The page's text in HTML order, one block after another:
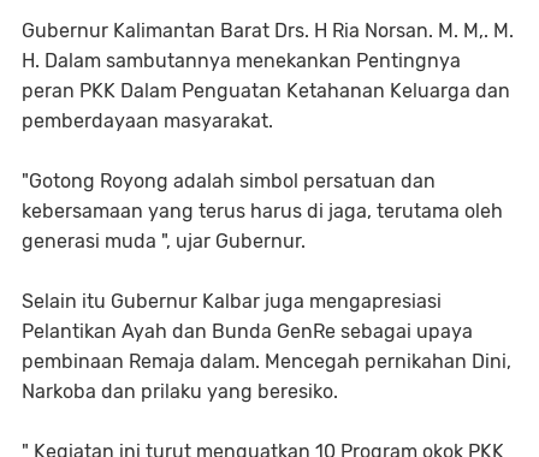
Gubernur Kalimantan Barat Drs. H Ria Norsan. M. M,. M.
H. Dalam sambutannya menekankan Pentingnya
peran PKK Dalam Penguatan Ketahanan Keluarga dan
pemberdayaan masyarakat.
"Gotong Royong adalah simbol persatuan dan
kebersamaan yang terus harus di jaga, terutama oleh
generasi muda ", ujar Gubernur.
Selain itu Gubernur Kalbar juga mengapresiasi
Pelantikan Ayah dan Bunda GenRe sebagai upaya
pembinaan Remaja dalam. Mencegah pernikahan Dini,
Narkoba dan prilaku yang beresiko.
" Kegiatan ini turut menguatkan 10 Program okok PKK